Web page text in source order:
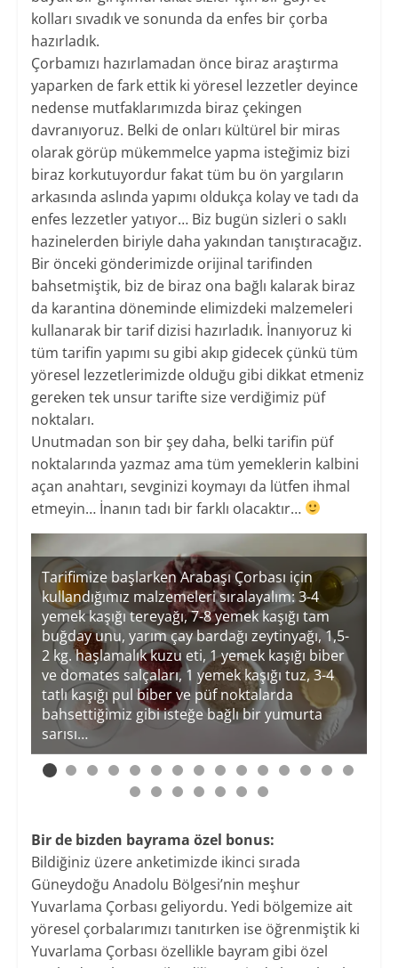
kolları sıvadık ve sonunda da enfes bir çorba
hazırladık.
Çorbamızı hazırlamadan önce biraz araştırma
yaparken de fark ettik ki yöresel lezzetler deyince
nedense mutfaklarımızda biraz çekingen
davranıyoruz. Belki de onları kültürel bir miras
olarak görüp mükemmelce yapma isteğimiz bizi
biraz korkutuyordur fakat tüm bu ön yargıların
arkasında aslında yapımı oldukça kolay ve tadı da
enfes lezzetler yatıyor… Biz bugün sizleri o saklı
hazinelerden biriyle daha yakından tanıştıracağız.
Bir önceki gönderimizde orijinal tarifinden
bahsetmiştik, biz de biraz ona bağlı kalarak biraz
da karantina döneminde elimizdeki malzemeleri
kullanarak bir tarif dizisi hazırladık. İnanıyoruz ki
tüm tarifin yapımı su gibi akıp gidecek çünkü tüm
yöresel lezzetlerimizde olduğu gibi dikkat etmeniz
gereken tek unsur tarifte size verdiğimiz püf
noktaları.
​Unutmadan son bir şey daha, belki tarifin püf
noktalarında yazmaz ama tüm yemeklerin kalbini
açan anahtarı, sevginizi koymayı da lütfen ihmal
etmeyin… İnanın tadı bir farklı olacaktır…
Tarifimize başlarken Arabaşı Çorbası için
kullandığımız malzemeleri sıralayalım: 3-4
yemek kaşığı tereyağı, 7-8 yemek kaşığı tam
buğday unu, yarım çay bardağı zeytinyağı, 1,5-
2 kg. haşlamalık kuzu eti, 1 yemek kaşığı biber
ve domates salçaları, 1 yemek kaşığı tuz, 3-4
tatlı kaşığı pul biber ve püf noktalarda
bahsettiğimiz gibi isteğe bağlı bir yumurta
sarısı…
Bir de bizden bayrama özel bonus:
Bildiğiniz üzere anketimizde ikinci sırada
Güneydoğu Anadolu Bölgesi’nin meşhur
Yuvarlama Çorbası geliyordu. Yedi bölgemize ait
yöresel çorbalarımızı tanıtırken ise öğrenmiştik ki
Yuvarlama Çorbası özellikle bayram gibi özel